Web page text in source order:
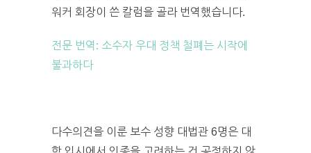
워커 회장이 쓴 칼럼을 골라 번역했습니다.
전문 번역: 소수자 우대 정책 철폐는 시작에
불과하다
다수의견을 이룬 보수 성향 대법관 6명은 대